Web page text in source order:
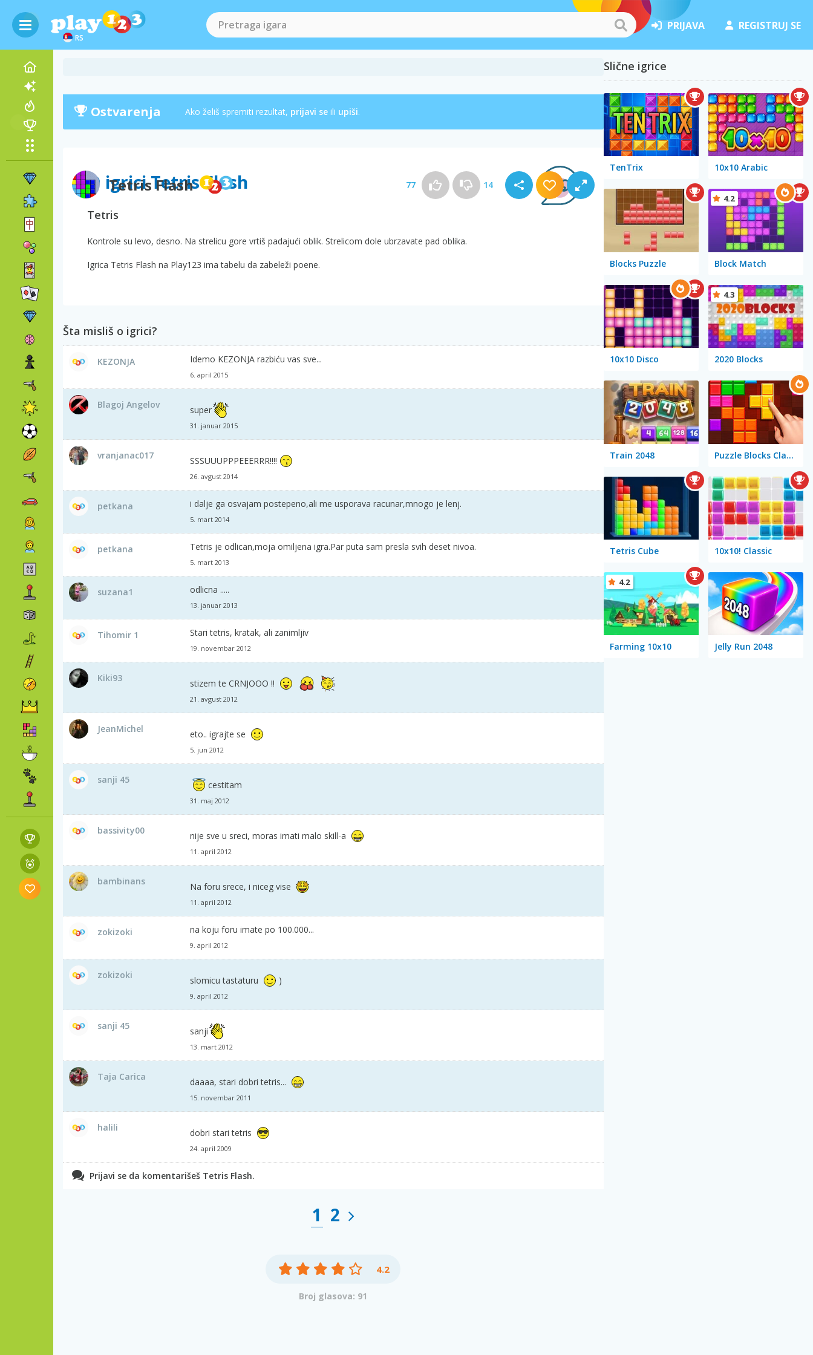
RS
PRIJAVA REGISTRUJ SE
Tetris Flash 77 14
Ostvarenja Ako želiš spremiti rezultat, prijavi se ili upiši.
O igrici Tetris Flash
Tetris
Kontrole su levo, desno. Na strelicu gore vrtiš padajući oblik. Strelicom dole ubrzavate pad oblika.
Igrica Tetris Flash na Play123 ima tabelu da zabeleži poene.
Šta misliš o igrici?
KEZONJA Idemo KEZONJA razbiću vas sve...
6. april 2015
Blagoj Angelov super
31. januar 2015
vranjanac017 SSSUUUPPPEEERRR!!!!
26. avgust 2014
petkana i dalje ga osvajam postepeno,ali me usporava racunar,mnogo je lenj.
5. mart 2014
petkana Tetris je odlican,moja omiljena igra.Par puta sam presla svih deset nivoa.
5. mart 2013
suzana1 odlicna .....
13. januar 2013
Tihomir 1 Stari tetris, kratak, ali zanimljiv
19. novembar 2012
Kiki93 stizem te CRNJOOO !!
21. avgust 2012
JeanMichel eto.. igrajte se
5. jun 2012
sanji 45 cestitam
31. maj 2012
bassivity00 nije sve u sreci, moras imati malo skill-a
11. april 2012
bambinans Na foru srece, i niceg vise
11. april 2012
zokizoki na koju foru imate po 100.000...
9. april 2012
zokizoki slomicu tastaturu )
9. april 2012
sanji 45 sanji
13. mart 2012
Taja Carica daaaa, stari dobri tetris...
15. novembar 2011
halili dobri stari tetris
24. april 2009
Prijavi se da komentarišeš Tetris Flash.
1 2
4.2
Broj glasova: 91
Slične igrice
TenTrix 10x10 Arabic
Blocks Puzzle Block Match
4.2
10x10 Disco 2020 Blocks
4.3
Train 2048 Puzzle Blocks Classic
Tetris Cube 10x10! Classic
Farming 10x10
4.2
Jelly Run 2048